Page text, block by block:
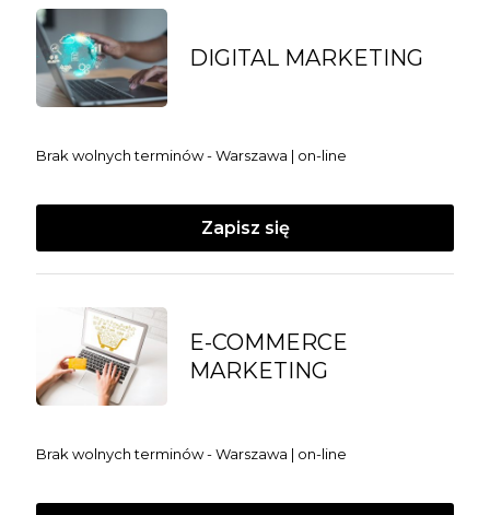
DIGITAL MARKETING
Brak wolnych terminów - Warszawa | on-line
Zapisz się
E-COMMERCE
MARKETING
Brak wolnych terminów - Warszawa | on-line